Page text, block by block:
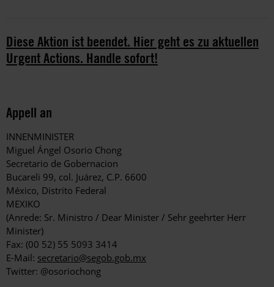
Diese Aktion ist beendet. Hier geht es zu aktuellen
Urgent Actions. Handle sofort!
Appell an
INNENMINISTER
Miguel Ángel Osorio Chong
Secretario de Gobernacion
Bucareli 99, col. Juárez, C.P. 6600
México, Distrito Federal
MEXIKO
(Anrede: Sr. Ministro / Dear Minister / Sehr geehrter Herr
Minister)
Fax: (00 52) 55 5093 3414
E-Mail: secretario@segob.gob.mx
Twitter: @osoriochong